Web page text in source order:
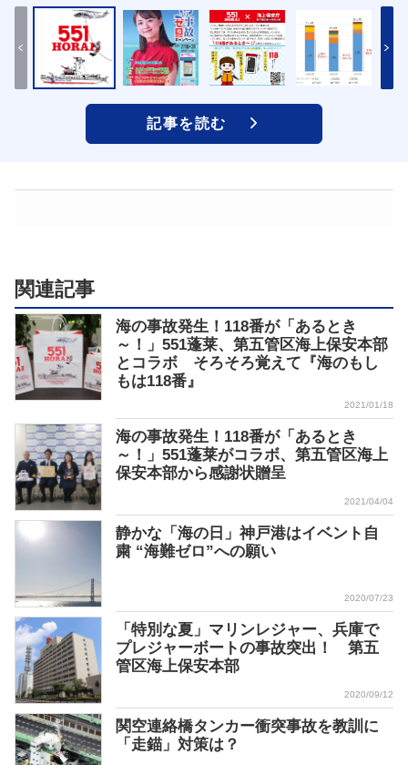
記事を読む
関連記事
海の事故発生！118番が「あるとき
～！」551蓬莱、第五管区海上保安本部
とコラボ そろそろ覚えて『海のもし
もは118番』
2021/01/18
海の事故発生！118番が「あるとき
～！」551蓬莱がコラボ、第五管区海上
保安本部から感謝状贈呈
2021/04/04
静かな「海の日」神戸港はイベント自
粛 “海難ゼロ”への願い
2020/07/23
「特別な夏」マリンレジャー、兵庫で
プレジャーボートの事故突出！ 第五
管区海上保安本部
2020/09/12
関空連絡橋タンカー衝突事故を教訓に
「走錨」対策は？